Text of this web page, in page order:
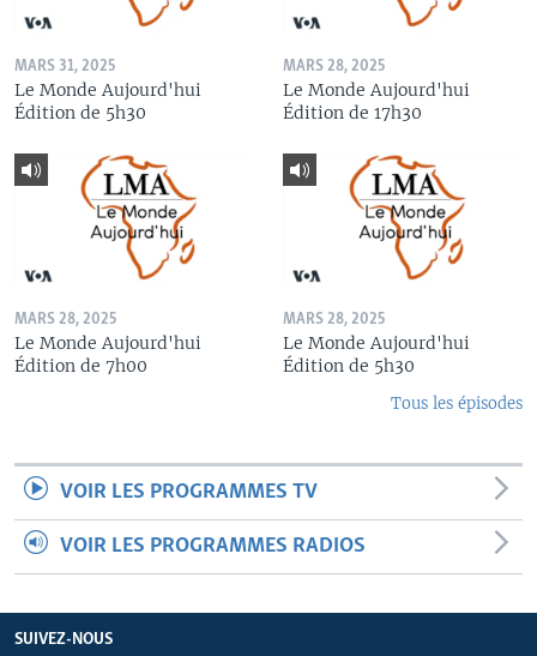
MARS 31, 2025
Le Monde Aujourd'hui
Édition de 5h30
MARS 28, 2025
Le Monde Aujourd'hui
Édition de 17h30
MARS 28, 2025
Le Monde Aujourd'hui
Édition de 7h00
MARS 28, 2025
Le Monde Aujourd'hui
Édition de 5h30
Tous les épisodes
VOIR LES PROGRAMMES TV
VOIR LES PROGRAMMES RADIOS
SUIVEZ-NOUS